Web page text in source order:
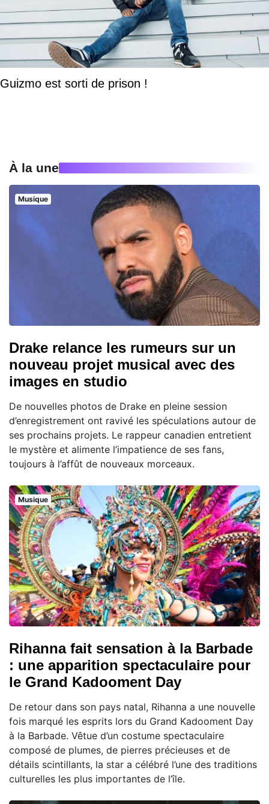
Guizmo est sorti de prison !
À la une
Musique
Drake relance les rumeurs sur un
nouveau projet musical avec des
images en studio
De nouvelles photos de Drake en pleine session
d’enregistrement ont ravivé les spéculations autour de
ses prochains projets. Le rappeur canadien entretient
le mystère et alimente l’impatience de ses fans,
toujours à l’affût de nouveaux morceaux.
Musique
Rihanna fait sensation à la Barbade
: une apparition spectaculaire pour
le Grand Kadooment Day
De retour dans son pays natal, Rihanna a une nouvelle
fois marqué les esprits lors du Grand Kadooment Day
à la Barbade. Vêtue d’un costume spectaculaire
composé de plumes, de pierres précieuses et de
détails scintillants, la star a célébré l’une des traditions
culturelles les plus importantes de l’île.